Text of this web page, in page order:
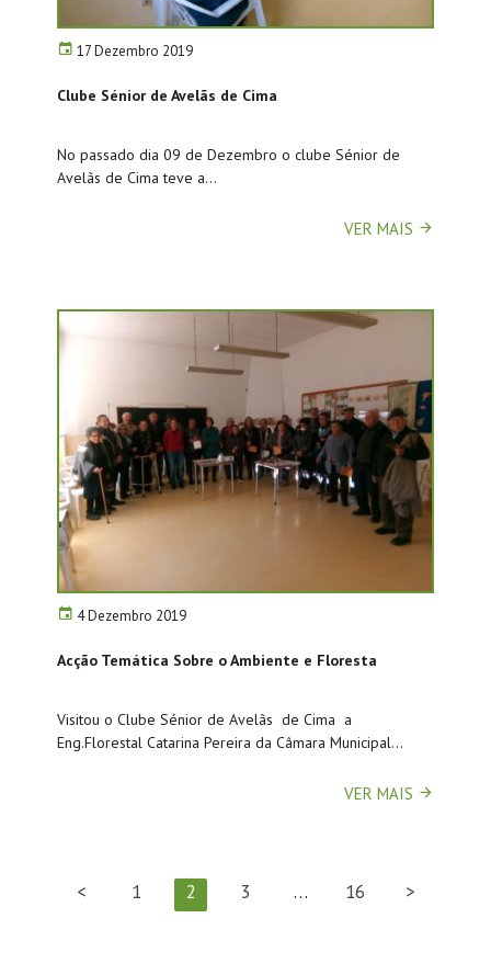
17 Dezembro 2019
Clube Sénior de Avelãs de Cima
No passado dia 09 de Dezembro o clube Sénior de
Avelãs de Cima teve a...
VER MAIS
4 Dezembro 2019
Acção Temática Sobre o Ambiente e Floresta
Visitou o Clube Sénior de Avelãs de Cima a
Eng.Florestal Catarina Pereira da Câmara Municipal...
VER MAIS
< 1 2 3 … 16 >